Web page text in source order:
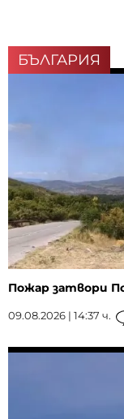
БЪЛГАРИЯ
Пожар затвори
09.08.2026 | 14:37 ч.